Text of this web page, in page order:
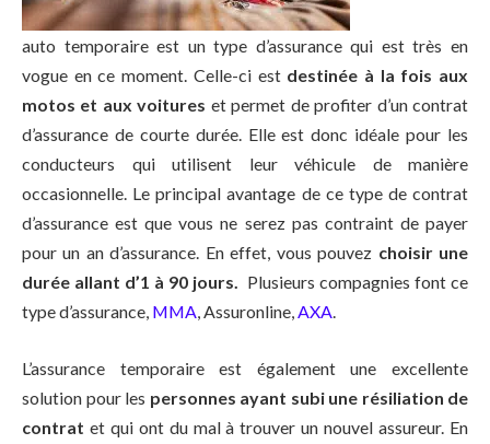
auto temporaire est un type d’assurance qui est très en
vogue en ce moment. Celle-ci est destinée à la fois aux
motos et aux voitures et permet de profiter d’un contrat
d’assurance de courte durée. Elle est donc idéale pour les
conducteurs qui utilisent leur véhicule de manière
occasionnelle. Le principal avantage de ce type de contrat
d’assurance est que vous ne serez pas contraint de payer
pour un an d’assurance. En effet, vous pouvez choisir une
durée allant d’1 à 90 jours. Plusieurs compagnies font ce
type d’assurance, MMA, Assuronline,AXA.
L’assurance temporaire est également une excellente
solution pour les personnes ayant subi une résiliation de
contrat et qui ont du mal à trouver un nouvel assureur. En